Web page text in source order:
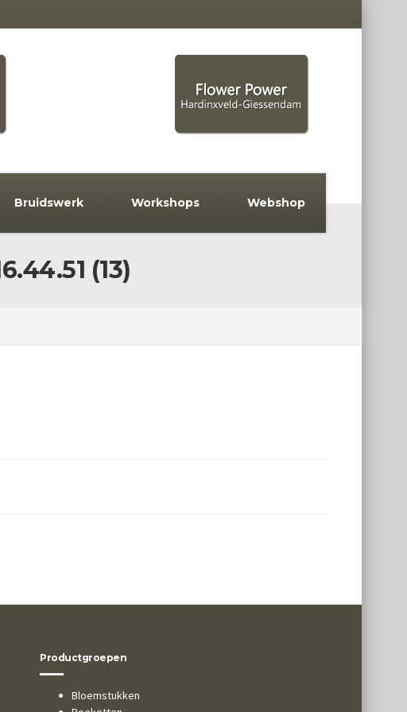
Bruidswerk Workshops Webshop
(13)
Productgroepen
Bloemstukken